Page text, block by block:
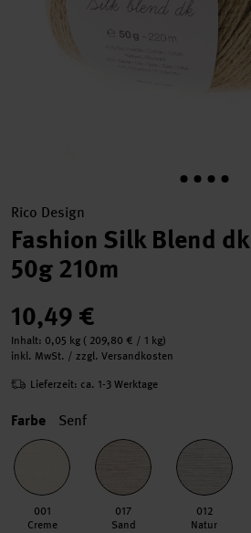
Rico Design
Fashion Silk Blend dk
50g 210m
10,49 €
Inhalt: 0,05 kg ( 209,80 € / 1 kg)
inkl. MwSt. / zzgl. Versandkosten
Lieferzeit: ca. 1-3 Werktage
Farbe Senf
001
Creme
017
Sand
012
Natur